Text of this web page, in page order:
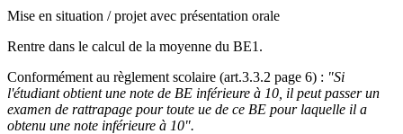
Mise en situation / projet avec présentation orale
Rentre dans le calcul de la moyenne du BE1.
Conformément au règlement scolaire (art.3.3.2 page 6) : "Si
l'étudiant obtient une note de BE inférieure à 10, il peut passer un
examen de rattrapage pour toute ue de ce BE pour laquelle il a
obtenu une note inférieure à 10".